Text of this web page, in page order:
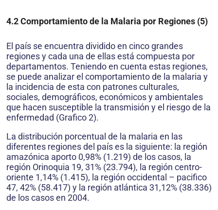
4.2 Comportamiento de la Malaria por Regiones (5)
El país se encuentra dividido en cinco grandes
regiones y cada una de ellas está compuesta por
departamentos. Teniendo en cuenta estas regiones,
se puede analizar el comportamiento de la malaria y
la incidencia de esta con patrones culturales,
sociales, demográficos, económicos y ambientales
que hacen susceptible la transmisión y el riesgo de la
enfermedad (Grafico 2).
La distribución porcentual de la malaria en las
diferentes regiones del país es la siguiente: la región
amazónica aporto 0,98% (1.219) de los casos, la
región Orinoquia 19, 31% (23.794), la región centro-
oriente 1,14% (1.415), la región occidental – pacifico
47, 42% (58.417) y la región atlántica 31,12% (38.336)
de los casos en 2004.